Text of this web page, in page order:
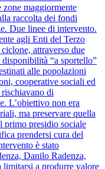
maggiormente
raccolta dei fondi
Due linee di intervento.
agli Enti del Terzo
attraverso due
“a sportello”
alle popolazioni
cooperative sociali ed
di
L’obiettivo non era
ma preservare quella
primo presidio sociale
prendersi cura del
è stato
Danilo Radenza,
limitarsi a produrre valore